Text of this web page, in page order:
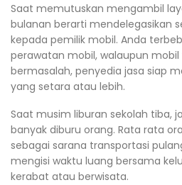
Saat memutuskan mengambil
bulanan berarti mendelegasikan
kepada pemilik mobil. Anda
perawatan mobil, walaupun
bermasalah, penyedia jasa siap
yang setara atau lebih.
Saat musim liburan sekolah tiba,
banyak diburu orang. Rata rata
sebagai sarana transportasi
mengisi waktu luang bersama
kerabat atau berwisata.